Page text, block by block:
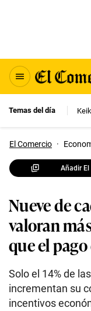
Temas del día
El Comercio ·
Añadir El
Nueve de
valoran
que el
Solo el 14% de
incrementan su
incentivos